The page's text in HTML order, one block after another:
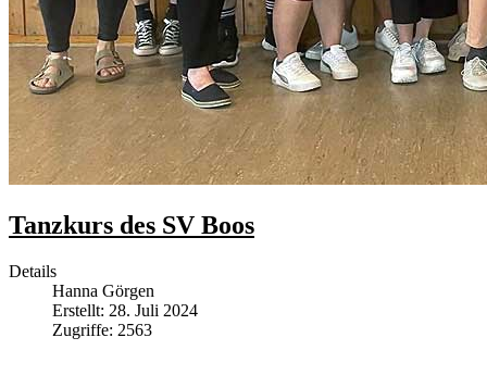
Tanzkurs des SV Boos
Details
Hanna Görgen
Erstellt: 28. Juli 2024
Zugriffe: 2563